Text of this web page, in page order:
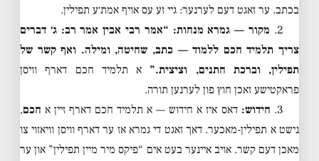
בכתב. ער זאגט דעם לערנער: גיי זע עס אויף אמת׳ע תפילין.
2. מקור — גמרא מנחות: “אמר רבי אבין אמר רב: ג׳ דברים
צריך תלמיד חכם ללמוד — כתב, שחיטה, ומילה. ואף קשר של
תפילין, וברכת חתנים, וציצית.” א תלמיד חכם דארף וויסן
פראקטישע זאכן חוץ פון לערנען תורה.
3. חידוש: דאס איז א חידוש — א תלמיד חכם דארף זיין א חכם,
נישט א תפילין-מאכער. דאך זאגט די גמרא אז ער דארף וויסן וויאזוי צו
מאכן דעם קשר. אויב איינער בעט אים “פיקס מיר מיין תפילין” און ער